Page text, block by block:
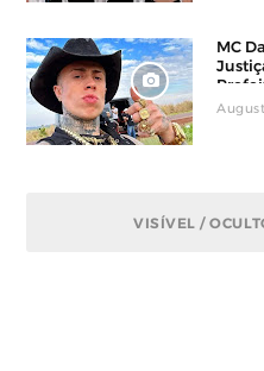
MC
VISÍVEL /